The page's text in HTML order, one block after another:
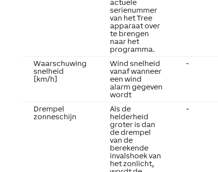
actuele
serienummer
van het Tree
apparaat over
te brengen
naar het
programma.
Waarschuwing
snelheid
[km/h]
Wind snelheid
vanaf wanneer
een wind
alarm gegeven
wordt
-
Drempel
zonneschijn
Als de
helderheid
groter is dan
de drempel
van de
berekende
invalshoek van
het zonlicht,
-